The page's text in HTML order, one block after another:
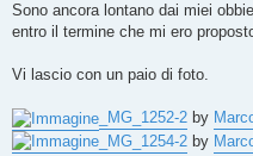
Sono ancora lontano dai miei
entro il termine che mi ero
Vi lascio con un paio di foto.
_MG_1252-2 by
_MG_1254-2 by